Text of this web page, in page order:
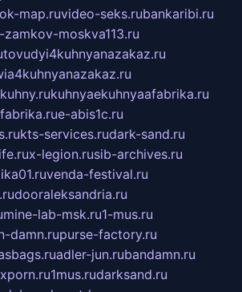
map.ruvideo-seks.rubankaribi.ru
moskva113.ru
tovudyi4kuhnyanazakaz.ru
kuhnyaekuhnyaafabrika.ru
e-abis1c.ru
kts-services.rudark-sand.ru
x-legion.rusib-archives.ru
venda-festival.ru
dooraleksandria.ru
mine-lab-msk.ru1-mus.ru
damn.rupurse-factory.ru
adler-jun.rubandamn.ru
1mus.rudarksand.ru